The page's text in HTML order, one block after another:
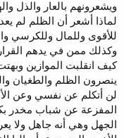
ويشعرونهم بالعار والذل
لماذا أشعر أن الظلم لم
للأقوى وللمال وللكرسي
وكذلك ممن في يدهم
كيف انقلبت الموازين
ينصرون الظلم والطغيان
لن أتكلم عن نفسي وعن
المفزعة عن شباب مخدر
الجهل وهي أنه جاهل ولا